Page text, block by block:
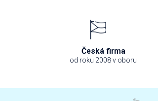
Česká firma
od roku 2008 v oboru